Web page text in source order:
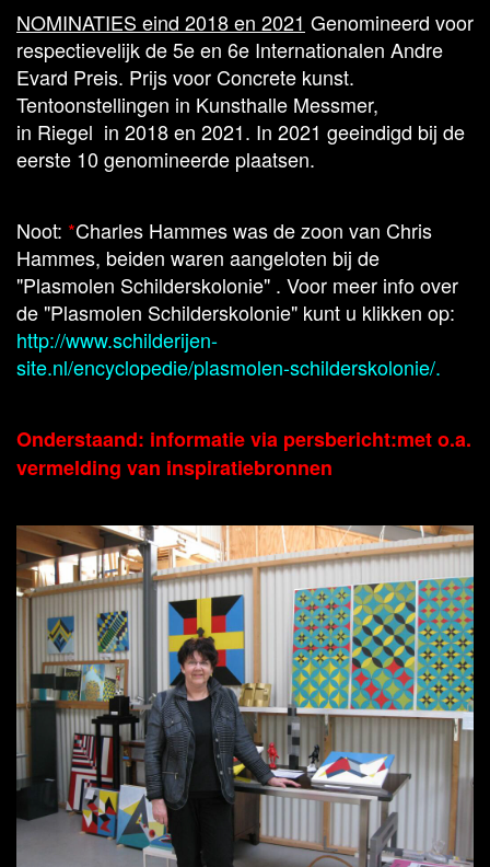
NOMINATIES eind 2018 en 2021 Genomineerd voor
respectievelijk de 5e en 6e Internationalen Andre
Evard Preis. Prijs voor Concrete kunst.
Tentoonstellingen in Kunsthalle Messmer,
in Riegel in 2018 en 2021. In 2021 geeindigd bij de
eerste 10 genomineerde plaatsen.
Noot: *Charles Hammes was de zoon van Chris
Hammes, beiden waren aangeloten bij de
"Plasmolen Schilderskolonie" . Voor meer info over
de "Plasmolen Schilderskolonie" kunt u klikken op:
http://www.schilderijen-
site.nl/encyclopedie/plasmolen-schilderskolonie/.
Onderstaand: informatie via persbericht:met o.a.
vermelding van inspiratiebronnen